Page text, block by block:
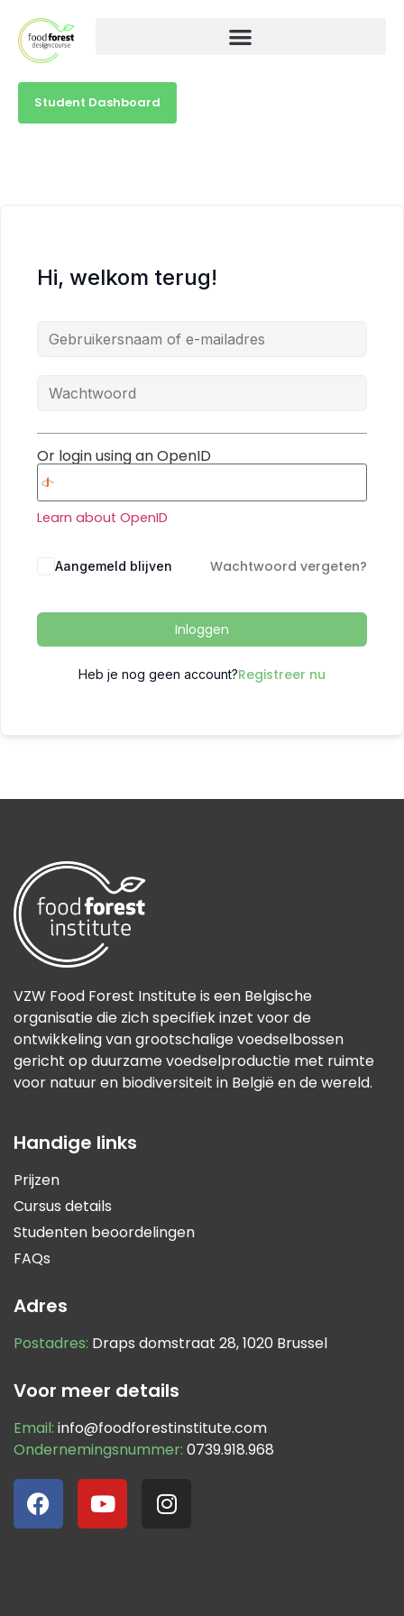
Student Dashboard
Hi, welkom terug!
Or login using an OpenID
Learn about OpenID
Aangemeld blijven Wachtwoord vergeten?
Inloggen
Heb je nog geen account?Registreer nu
VZW Food Forest Institute is een Belgische
organisatie die zich specifiek inzet voor de
ontwikkeling van grootschalige voedselbossen
gericht op duurzame voedselproductie met ruimte
voor natuur en biodiversiteit in België en de wereld.
Handige links
Prijzen
Cursus details
Studenten beoordelingen
FAQs
Adres
Postadres: Draps domstraat 28, 1020 Brussel
Voor meer details
Email: info@foodforestinstitute.com
Ondernemingsnummer: 0739.918.968